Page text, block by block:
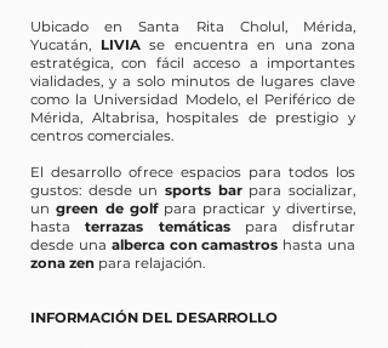
Ubicado en Santa Rita Cholul, Mérida,
Yucatán,
LIVIAse encuentra en una zona
estratégica, con fácil acceso a importantes
vialidades, y a solo minutos de lugares clave
como la Universidad Modelo, el Periférico de
Mérida, Altabrisa, hospitales de prestigio y
centros comerciales.
El desarrollo ofrece espacios para todos los
gustos: desde un sports barpara socializar,
ungreen de golfpara practicar y divertirse,
hastaterrazas temáticaspara disfrutar
desde una alberca con camastros hasta una
zona zen para relajación.
INFORMACIÓN DEL DESARROLLO